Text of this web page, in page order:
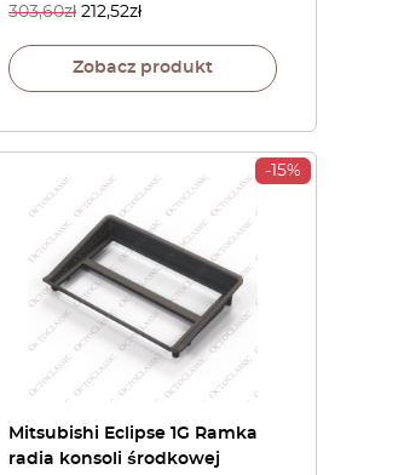
303,60zł 212,52zł
Zobacz produkt
-15%
Mitsubishi Eclipse 1G Ramka
radia konsoli środkowej